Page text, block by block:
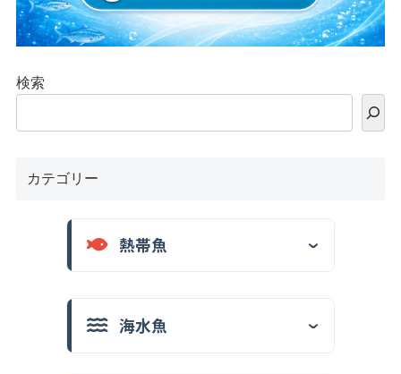
検索
カテゴリー
熱帯魚
海水魚